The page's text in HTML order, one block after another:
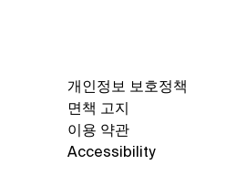
개인정보 보호정책
면책 고지
이용 약관
Accessibility